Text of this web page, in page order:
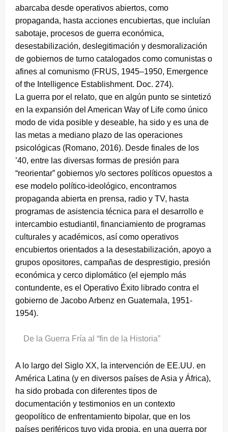
abarcaba desde operativos abiertos, como
propaganda, hasta acciones encubiertas, que incluían
sabotaje, procesos de guerra económica,
desestabilización, deslegitimación y desmoralización
de gobiernos de turno catalogados como comunistas o
afines al comunismo (FRUS, 1945–1950, Emergence
of the Intelligence Establishment. Doc. 274).
La guerra por el relato, que en algún punto se sintetizó
en la expansión del American Way of Life como único
modo de vida posible y deseable, ha sido y es una de
las metas a mediano plazo de las operaciones
psicológicas (Romano, 2016). Desde finales de los
’40, entre las diversas formas de presión para
“reorientar” gobiernos y/o sectores políticos opuestos a
ese modelo político-ideológico, encontramos
propaganda abierta en prensa, radio y TV, hasta
programas de asistencia técnica para el desarrollo e
intercambio estudiantil, financiamiento de programas
culturales y académicos, así como operativos
encubiertos orientados a la desestabilización, apoyo a
grupos opositores, campañas de desprestigio, presión
económica y cerco diplomático (el ejemplo más
contundente, es el Operativo Éxito librado contra el
gobierno de Jacobo Arbenz en Guatemala, 1951-
1954).
De la Guerra Fría al “fin de la Historia”
A lo largo del Siglo XX, la intervención de EE.UU. en
América Latina (y en diversos países de Asia y África),
ha sido probada con diferentes tipos de
documentación y testimonios en un contexto
geopolítico de enfrentamiento bipolar, que en los
países periféricos tuvo vida propia, en una guerra por